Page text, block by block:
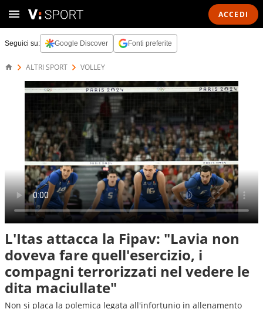
ACCEDI
Seguici su: Google Discover Fonti preferite
ALTRI SPORT VOLLEY
L'Itas attacca la Fipav: "Lavia non
doveva fare quell'esercizio, i
compagni terrorizzati nel vedere le
dita maciullate"
Non si placa la polemica legata all'infortunio in allenamento